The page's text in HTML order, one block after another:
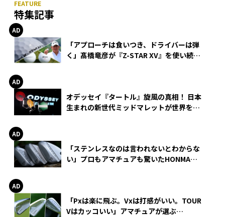
特集記事
「アプローチは食いつき、ドライバーは弾
く」髙橋竜彦が『Z-STAR XV』を使い続け
オデッセイ『タートル』旋風の真相！ 日本
生まれの新世代ミッドマレットが世界を席
「ステンレスなのは言われないとわからな
い」プロもアマチュアも驚いたHONMA
「Pxは楽に飛ぶ。Vxは打感がいい。TOUR
Vはカッコいい」アマチュアが選ぶ